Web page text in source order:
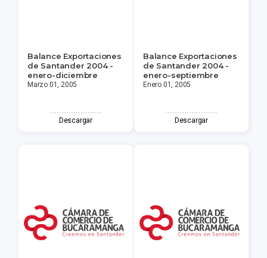
Balance Exportaciones
de Santander 2004 -
enero-diciembre
Marzo 01, 2005
Descargar
Balance Exportaciones
de Santander 2004 -
enero-septiembre
Enero 01, 2005
Descargar